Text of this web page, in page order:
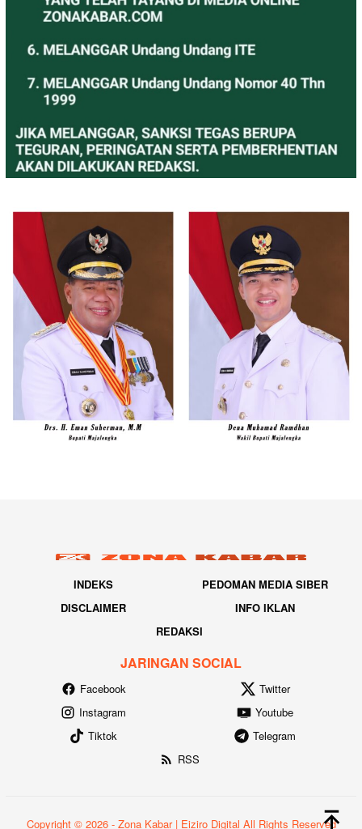
INDEKS
PEDOMAN MEDIA SIBER
DISCLAIMER
INFO IKLAN
REDAKSI
JARINGAN SOCIAL
Facebook
Twitter
Instagram
Youtube
Tiktok
Telegram
RSS
Copyright © 2026 - Zona Kabar | Eiziro Digital All Rights Reserved